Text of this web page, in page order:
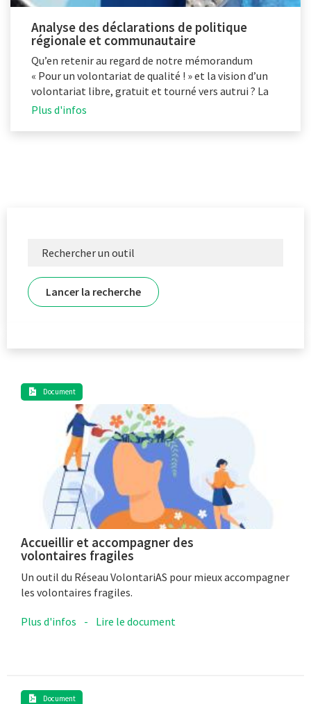
Analyse des déclarations de politique
régionale et communautaire
Qu’en retenir au regard de notre mémorandum
« Pour un volontariat de qualité ! » et la vision d’un
volontariat libre, gratuit et tourné vers autrui ? La
PFV fait le point.
Plus d'infos
Document
Accueillir et accompagner des
volontaires fragiles
Un outil du Réseau VolontariAS pour mieux accompagner
les volontaires fragiles.
Plus d'infos - Lire le document
Document